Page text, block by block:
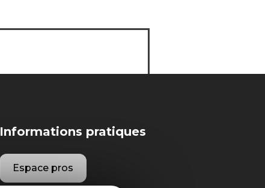
Informations pratiques
Espace pros